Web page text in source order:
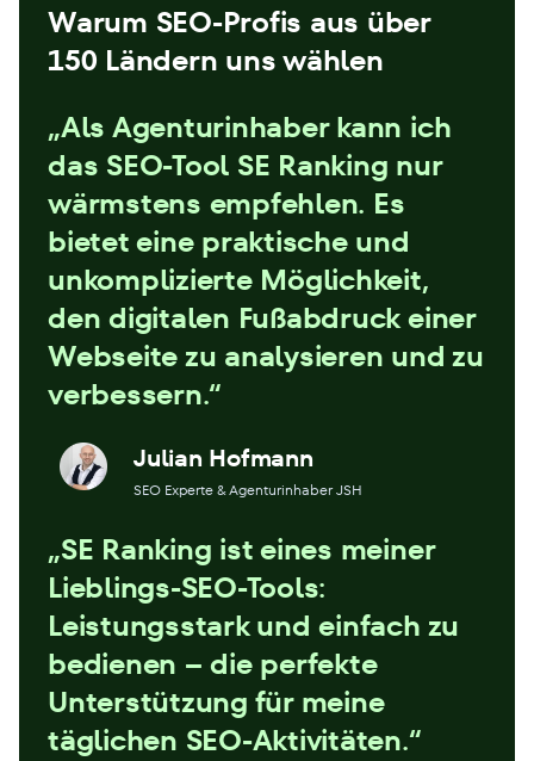
Warum SEO-Profis aus über
150 Ländern uns wählen
„Als Agenturinhaber kann ich
das SEO-Tool SE Ranking nur
wärmstens empfehlen. Es
bietet eine praktische und
unkomplizierte Möglichkeit,
den digitalen Fußabdruck einer
Webseite zu analysieren und zu
verbessern.“
Julian Hofmann
SEO Experte & Agenturinhaber JSH
„SE Ranking ist eines meiner
Lieblings-SEO-Tools:
Leistungsstark und einfach zu
bedienen – die perfekte
Unterstützung für meine
täglichen SEO-Aktivitäten.“